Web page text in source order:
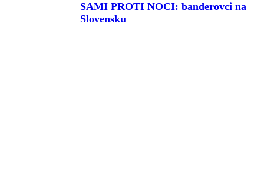
SAMI PROTI NOCI: banderovci na
Slovensku